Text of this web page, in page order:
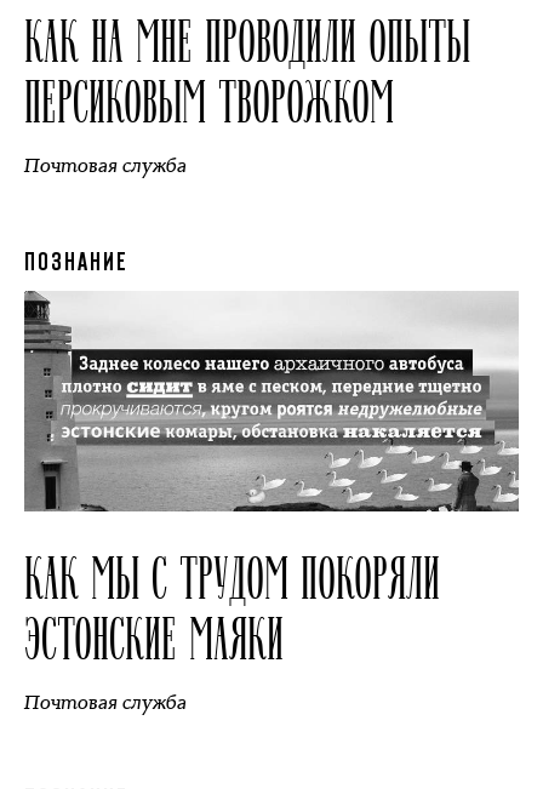
КАК НА МНЕ ПРОВОДИЛИ ОПЫТЫ
ПЕРСИКОВЫМ ТВОРОЖКОМ
Почтовая служба
ПОЗНАНИЕ
КАК МЫ С ТРУДОМ ПОКОРЯЛИ
ЭСТОНСКИЕ МАЯКИ
Почтовая служба